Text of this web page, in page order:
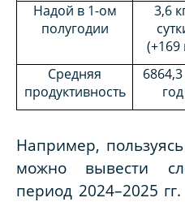
Надой в 1-ом
полугодии
3,6
(+169
Средняя
продуктивность
6864,3
год
Например,
можно вывести
период 2024–2025